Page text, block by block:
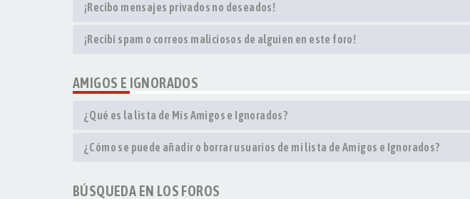
¡Recibo mensajes privados no deseados!
¡Recibí spam o correos maliciosos de alguien en este foro!
AMIGOS E IGNORADOS
¿Qué es la lista de Mis Amigos e Ignorados?
¿Cómo se puede añadir o borrar usuarios de mi lista de Amigos e Ignorados?
BÚSQUEDA EN LOS FOROS